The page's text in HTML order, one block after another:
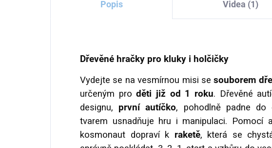
Popis Videa (1)
Dřevěné hračky pro kluky i holčičky
Vydejte se na vesmírnou misi sesouborem
určeným proděti již od 1 roku. Dřevěné
designu, první autíčko, pohodlně padne do
tvarem usnadňuje hru i manipulaci. Pomocí
kosmonaut dopraví k raketě, která se